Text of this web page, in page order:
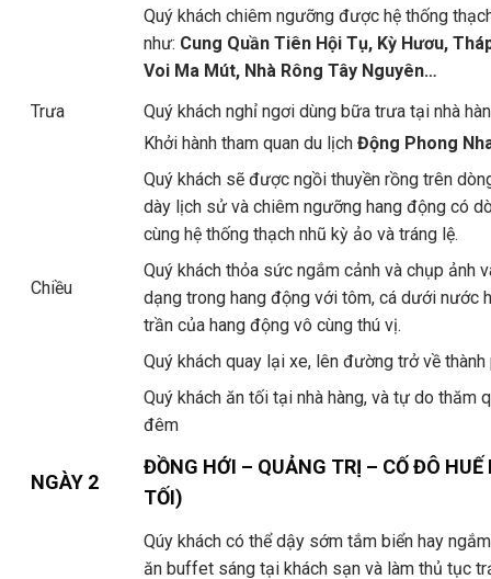
Quý khách chiêm ngưỡng được hệ thống
như: Cung Quần Tiên Hội Tụ, Kỳ Hươu,
Voi Ma Mút, Nhà Rông Tây Nguyên…
Trưa
Quý khách nghỉ ngơi dùng bữa trưa tại nhà
Chiều
Khởi hành tham quan du lịch Động Phong
Quý khách sẽ được ngồi thuyền rồng trên
dày lịch sử và chiêm ngưỡng hang động có
cùng hệ thống thạch nhũ kỳ ảo và tráng lệ.
Quý khách thỏa sức ngắm cảnh và chụp ảnh
dạng trong hang động với tôm, cá dưới nước
trần của hang động vô cùng thú vị.
Quý khách quay lại xe, lên đường trở về
Quý khách ăn tối tại nhà hàng, và tự do thăm
đêm
NGÀY 2
ĐỒNG HỚI – QUẢNG TRỊ – CỐ ĐÔ
TỐI)
Qúy khách có thể dậy sớm tắm biển hay
ăn buffet sáng tại khách sạn và làm thủ tục